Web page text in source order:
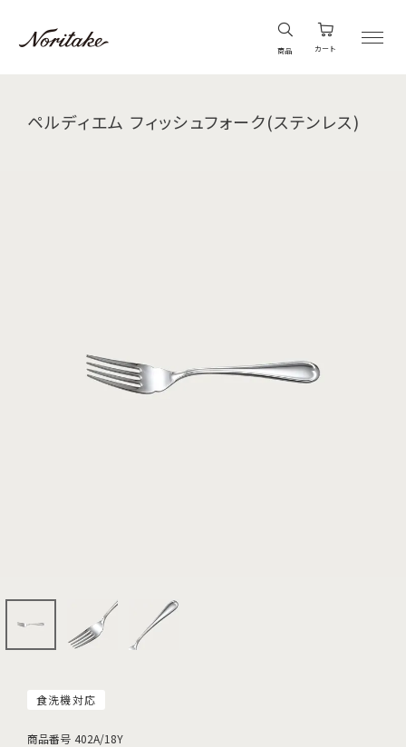
商品 カート
ペルディエム フィッシュフォーク(ステンレス)
食洗機対応
商品番号 402A/18Y